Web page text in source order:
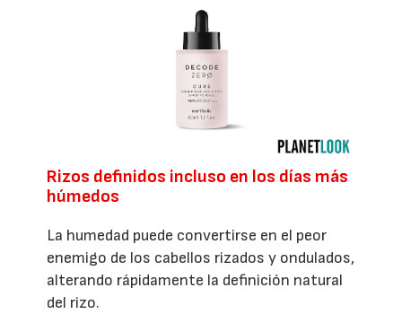
Rizos definidos incluso en los días más
húmedos
La humedad puede convertirse en el peor
enemigo de los cabellos rizados y ondulados,
alterando rápidamente la definición natural
del rizo.